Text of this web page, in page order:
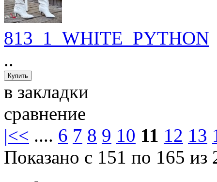
813_1_WHITE_PYTHON
..
в закладки
сравнение
|<< .... 6 7 8 9 10 11 12 13
Показано с 151 по 165 из